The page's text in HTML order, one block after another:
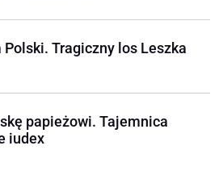
Polski. Tragiczny los Leszka
papieżowi. Tajemnica
iudex